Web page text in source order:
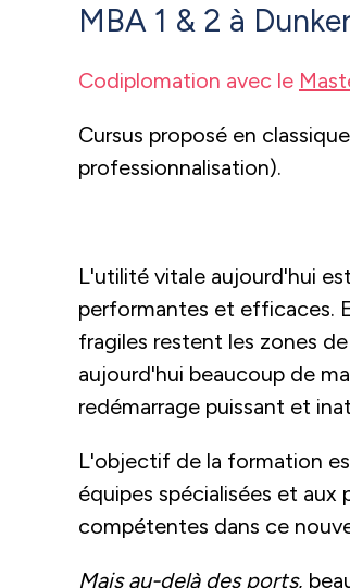
MBA 1 & 2 à
Codiplomation avec le
Cursus proposé en
professionnalisation).
L'utilité vitale aujourd'hui
performantes et efficaces.
fragiles restent les zones
aujourd'hui beaucoup de
redémarrage puissant et
L'objectif de la formation
équipes spécialisées et aux
compétentes dans ce
Mais au-delà des ports,